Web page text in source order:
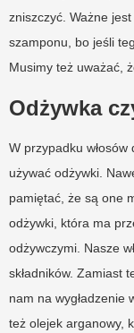
zniszczyć. Ważne
szamponu, bo jeśli
Musimy też uważać,
Odżywka
W przypadku
używać odżywki.
pamiętać, że są one
odżywki, która ma
odżywczymi. Nasze
składników. Zamiast
nam na wygładzenie
też olejek arganowy,